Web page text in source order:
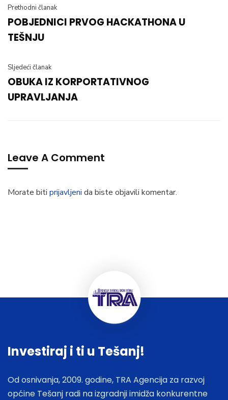
Prethodni članak
POBJEDNICI PRVOG HACKATHONA U
TEŠNJU
Sljedeći članak
OBUKA IZ KORPORTATIVNOG
UPRAVLJANJA
Leave A Comment
Morate biti prijavljeni da biste objavili komentar.
Investiraj i ti u Tešanj!
Od osnivanja, 2009. godine, TRA Agencija za razvoj
općine Tešanj radi na izgradnji imidža konkurentne